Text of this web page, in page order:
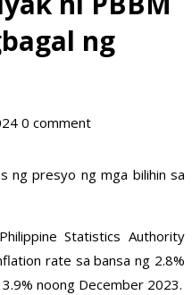
ng
0 comment
ng presyo ng mga bilihin sa
Statistics Authority
rate sa bansa ng 2.8%
noong December 2023.